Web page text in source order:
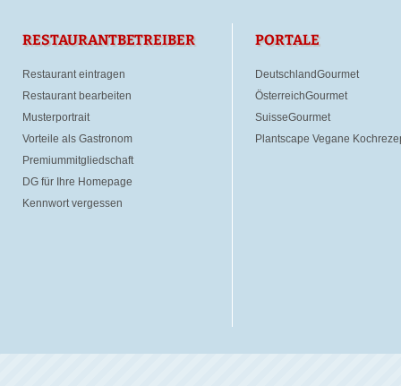
RESTAURANTBETREIBER
Restaurant eintragen
Restaurant bearbeiten
Musterportrait
Vorteile als Gastronom
Premiummitgliedschaft
DG für Ihre Homepage
Kennwort vergessen
PORTALE
DeutschlandGourmet
ÖsterreichGourmet
SuisseGourmet
Plantscape Vegane